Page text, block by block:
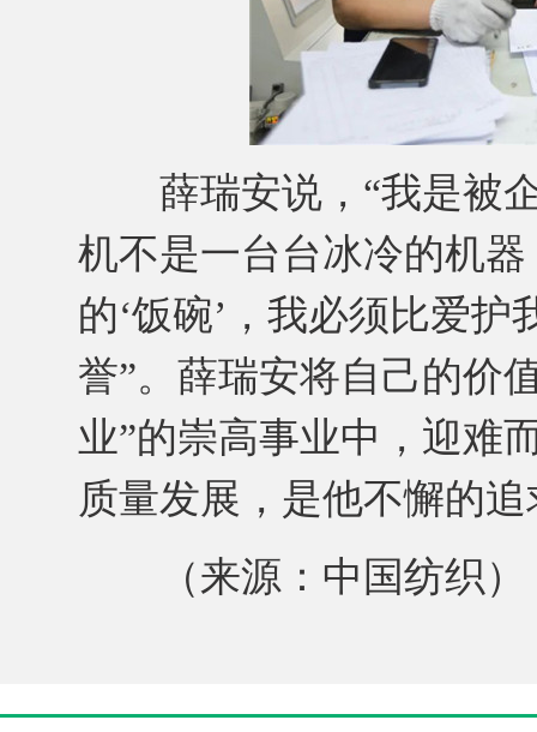
薛瑞安说，“我是被企
机不是一台台冰冷的机器
的‘饭碗’，我必须比爱
誉”。薛瑞安将自己的价
业”的崇高事业中，迎难
质量发展，是他不懈的追
（来源：中国纺织）